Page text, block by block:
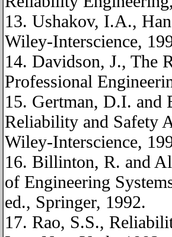
13. Ushakov, I.A.,
Wiley-Interscience,
14. Davidson, J., The
Professional
15. Gertman, D.I. and
Reliability and Safety
Wiley-Interscience,
16. Billinton, R. and
of Engineering
ed., Springer, 1992.
17. Rao, S.S.,